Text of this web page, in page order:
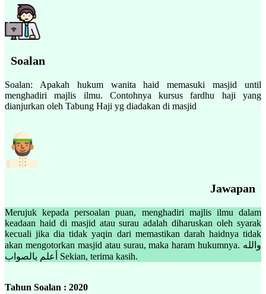
Soalan
Soalan: Apakah hukum wanita haid memasuki masjid until
menghadiri majlis ilmu. Contohnya kursus fardhu haji yang
dianjurkan oleh Tabung Haji yg diadakan di masjid
Jawapan
Merujuk kepada persoalan puan, menghadiri majlis ilmu dalam
keadaan haid di masjid atau surau adalah diharuskan oleh syarak
kecuali jika dia tidak yaqin dari memastikan darah haidnya tidak
akan mengotorkan masjid atau surau, maka haram hukumnya. والله
أعلم بالصواب Sekian, terima kasih.
Tahun Soalan : 2020